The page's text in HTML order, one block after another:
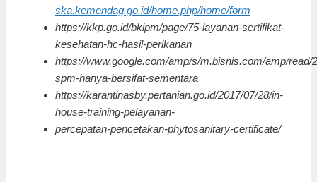
ska.kemendag.go.id/home.php/home/form
https://kkp.go.id/bkipm/page/75-layanan-sertifikat-
kesehatan-hc-hasil-perikanan
https://www.google.com/amp/s/m.bisnis.com/amp/read/
spm-hanya-bersifat-sementara
https://karantinasby.pertanian.go.id/2017/07/28/in-
house-training-pelayanan-
percepatan-pencetakan-phytosanitary-certificate/